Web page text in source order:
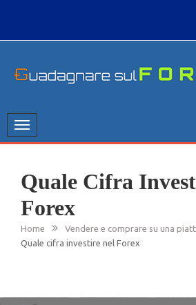
Toggle
navigation
Quale Cifra
Forex
Home
Vendere e comprare su una
Quale cifra investire nel Forex